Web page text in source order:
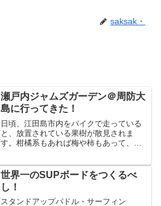
saksak・
瀬戸内ジャムズガーデン＠周防大
島に行ってきた！
日頃、江田島市内をバイクで走っている
と、放置されている果樹が散見されま
す。柑橘系もあれば梅や柿もあって、も
きれないレベル。昨冬はミカンが不作で
値段が高騰してるなんて話も...
世界一のSUPボードをつくるべ
し！
スタンドアップパドル・サーフィン